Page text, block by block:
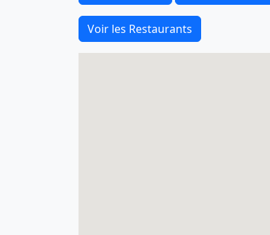
Voir les Restaurants